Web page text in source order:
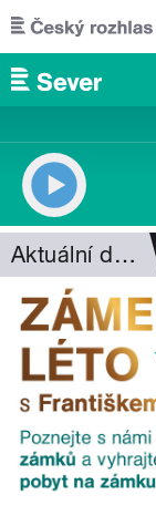
Přejít k hlavnímu
Aktuální dění